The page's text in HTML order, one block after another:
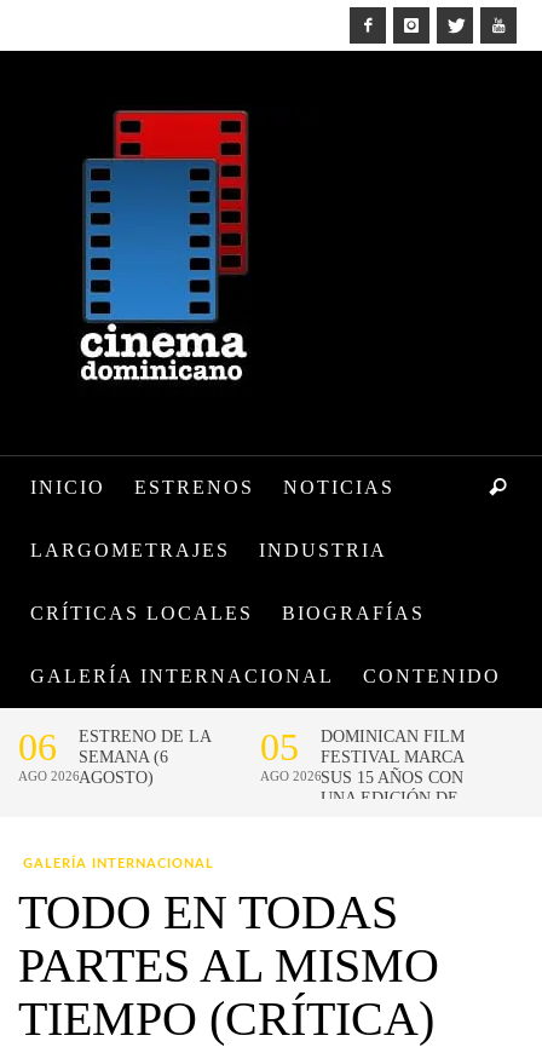
INICIO ESTRENOS NOTICIAS
LARGOMETRAJES INDUSTRIA
CRÍTICAS LOCALES BIOGRAFÍAS
GALERÍA INTERNACIONAL CONTENIDO
GALERÍA INTERNACIONAL
TODO EN TODAS
PARTES AL MISMO
TIEMPO (CRÍTICA)